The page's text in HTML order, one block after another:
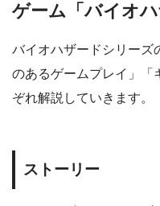
ゲーム「バイオ
バイオハザードシリーズ
のあるゲームプレイ」「
ぞれ解説していきます。
ストーリー